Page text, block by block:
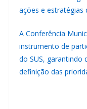
ações e estratégias
A Conferência
instrumento de
do SUS, garantindo
definição das